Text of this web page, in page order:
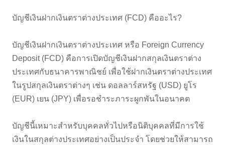
บัญชีเงินฝากเงินตราต่างประเทศ (FCD) คืออะไร?
บัญชีเงินฝากเงินตราต่างประเทศ หรือ Foreign Currency
Deposit (FCD) คือการเปิดบัญชีเงินฝากสกุลเงินตราต่าง
ประเทศกับธนาคารพาณิชย์ เพื่อใช้ฝากเงินตราต่างประเทศ
ในรูปสกุลเงินตราต่างๆ เช่น ดอลลาร์สหรัฐ (USD) ยูโร
(EUR) เยน (JPY) เพื่อรอชำระภาระผูกพันในอนาคต
บัญชีนี้เหมาะสำหรับบุคคลทั่วไปหรือนิติบุคคลที่มีการใช้
เงินในสกุลต่างประเทศอย่างเป็นประจำ โดยช่วยให้สามารถ